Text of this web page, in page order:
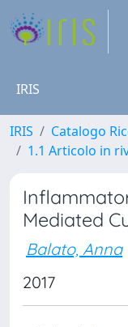
IRIS
IRIS Catalogo
1.1 Articolo in
Mediated
Balato, Anna
2017